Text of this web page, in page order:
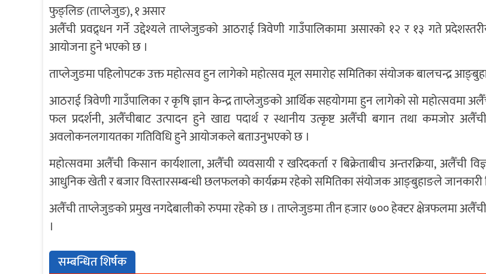
फुङ्लिङ (ताप्लेजुङ), १ असार
अलैँची प्रवद्र्धन गर्ने उद्देश्यले ताप्लेजुङको आठराई त्रिवेणी गाउँपालिकामा असारको १२ र १३ गते
आयोजना हुने भएको छ ।
ताप्लेजुङमा पहिलोपटक उक्त महोत्सव हुन लागेको महोत्सव मूल समारोह समितिका संयोजक बालचन्द्र
आठराई त्रिवेणी गाउँपालिका र कृषि ज्ञान केन्द्र ताप्लेजुङको आर्थिक सहयोगमा हुन लागेको सो महोत्सवमा
फल प्रदर्शनी, अलैँचीबाट उत्पादन हुने खाद्य पदार्थ र स्थानीय उत्कृष्ट अलैँची बगान तथा कमजोर अलैँची
अवलोकनलगायतका गतिविधि हुने आयोजकले बताउनुभएको छ ।
महोत्सवमा अलैँची किसान कार्यशाला, अलैँची व्यवसायी र खरिदकर्ता र बिक्रेताबीच अन्तरक्रिया, अलैँची
आधुनिक खेती र बजार विस्तारसम्बन्धी छलफलको कार्यक्रम रहेको समितिका संयोजक आङ्बुहाङले जानकारी
अलैँची ताप्लेजुङको प्रमुख नगदेबालीको रुपमा रहेको छ । ताप्लेजुङमा तीन हजार ७०० हेक्टर क्षेत्रफलमा
।
सम्बन्धित शिर्षक